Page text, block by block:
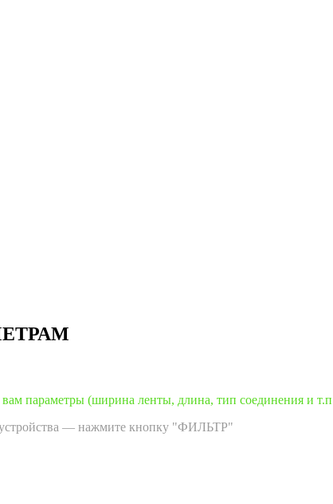
параметры (ширина ленты, длина, тип соединения и
устройства — нажмите кнопку "ФИЛЬТР"